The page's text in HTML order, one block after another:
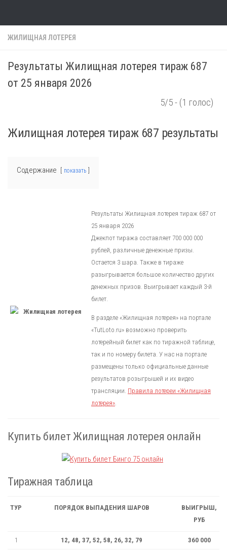
ЖИЛИЩНАЯ ЛОТЕРЕЯ
Результаты Жилищная лотерея тираж 687
от 25 января 2026
5/5 - (1 голос)
Жилищная лотерея тираж 687 результаты
Содержание показать
Результаты Жилищная лотерея тираж 687 от
25 января 2026
Джекпот тиража составляет 700 000 000
рублей, различные денежные призы.
Остается 3 шара. Также в тираже
разыгрывается большое количество других
денежных призов. Выигрывает каждый 3-й
билет.
В разделе «Жилищная лотерея» на портале
«TutLoto.ru» возможно проверить
лотерейный билет как по тиражной таблице,
так и по номеру билета. У нас на портале
размещены только официальные данные
результатов розыгрышей и их видео
трансляции. Правила лотереи «Жилищная
лотерея».
Купить билет Жилищная лотерея онлайн
Тиражная таблица
ТУР ПОРЯДОК ВЫПАДЕНИЯ ШАРОВ
ВЫИГРЫШ,
РУБ
1 12, 48, 37, 52, 58, 26, 32, 79 360 000